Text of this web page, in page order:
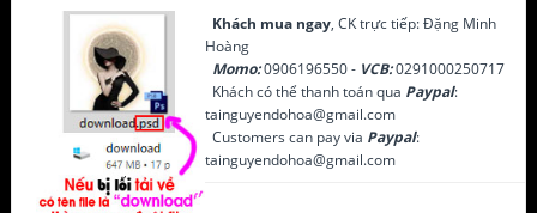
Khách mua ngay, CK trực tiếp: Đặng Minh
Hoàng
Momo:0906196550 - VCB:0291000250717
Khách có thể thanh toán qua Paypal:
tainguyendohoa@gmail.com
Customers can pay via Paypal:
tainguyendohoa@gmail.com